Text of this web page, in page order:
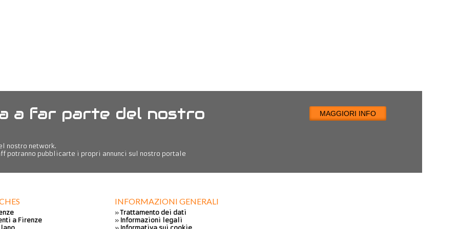
a far parte del nostro
nostro network.
potranno pubblicarte i propri annunci sul nostro portale
MAGGIORI INFO
a Firenze
INFORMAZIONI GENERALI
»Trattamento dei dati
» Informazioni legali